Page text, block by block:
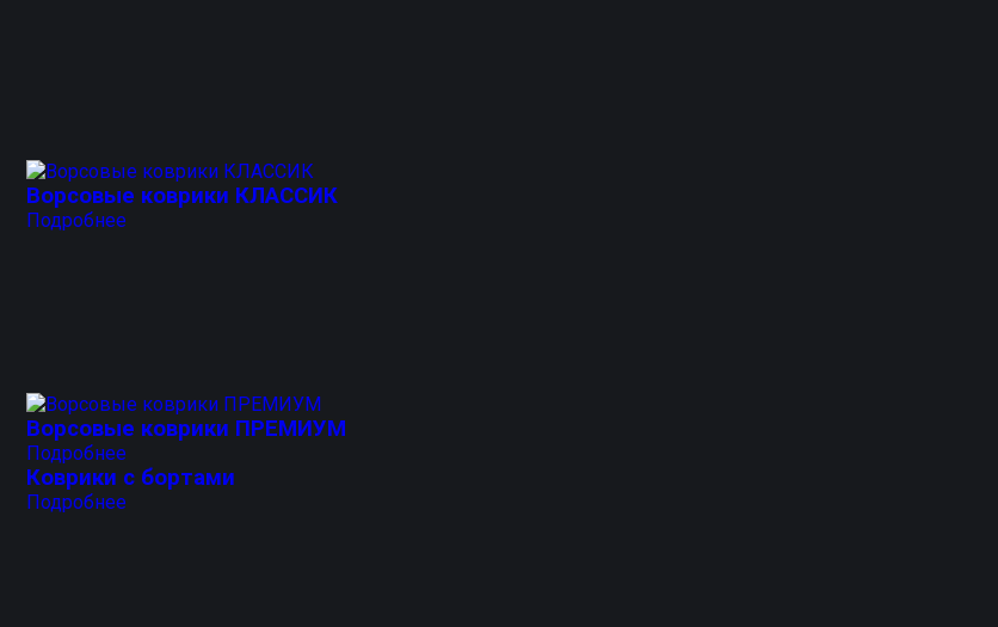
Ворсовые коврики КЛАССИК
Подробнее
Ворсовые коврики ПРЕМИУМ
Подробнее
Коврики с бортами
Подробнее